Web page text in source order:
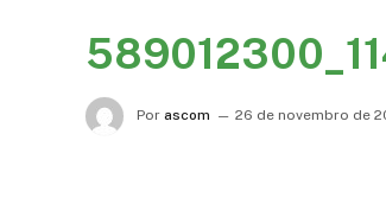
Por ascom 26 de novembro de